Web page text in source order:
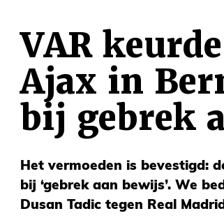
VAR
Ajax in
bij gebrek
Het vermoeden is bevestigd:
bij ‘gebrek aan bewijs’. We
Dusan Tadic tegen Real